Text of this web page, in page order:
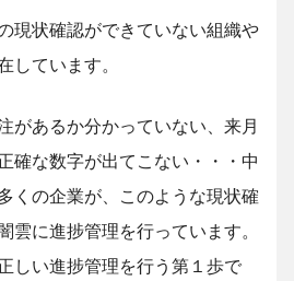
現状確認ができていない組織や
しています。
があるか分かっていない、来月
確な数字が出てこない・・・中
くの企業が、このような現状確
雲に進捗管理を行っています。
しい進捗管理を行う第１歩で